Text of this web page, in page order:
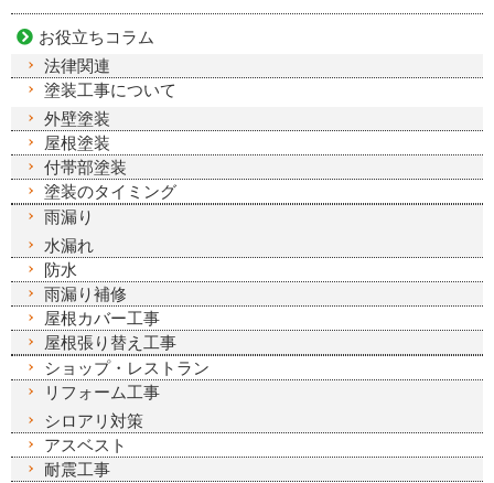
お役立ちコラム
法律関連
塗装工事について
外壁塗装
屋根塗装
付帯部塗装
塗装のタイミング
雨漏り
水漏れ
防水
雨漏り補修
屋根カバー工事
屋根張り替え工事
ショップ・レストラン
リフォーム工事
シロアリ対策
アスベスト
耐震工事